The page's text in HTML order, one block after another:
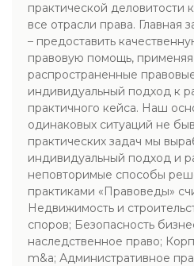
практической деловитости
все отрасли права. Главная
– предоставить
правовую помощь,
распространенные
индивидуальный подход к
практичного кейса. Наш
одинаковых ситуаций не
практических задач мы
индивидуальный подход и
неповторимые способы
практиками «Правоведы»
Недвижимость и
споров; Безопасность
наследственное право;
m&a; Административное